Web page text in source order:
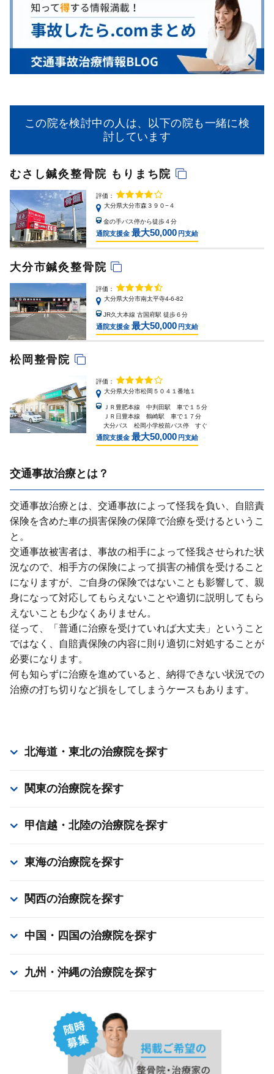
この院を検討中の人は、以下の院も一緒に検
討しています
むさし鍼灸整骨院 もりまち院
評価：
大分県大分市森３９０−４
金の手バス停から徒歩４分
通院支援金 最大50,000 円支給
大分市鍼灸整骨院
評価：
大分県大分市南太平寺4-6-82
JR久大本線 古国府駅 徒歩６分
通院支援金 最大50,000 円支給
松岡整骨院
評価：
大分県大分市松岡５０４１番地１
ＪＲ豊肥本線 中判田駅 車で１５分
ＪＲ日豊本線 鶴崎駅 車で１７分
大分バス 松岡小学校前バス停 すぐ
通院支援金 最大50,000 円支給
交通事故治療とは？
交通事故治療とは、交通事故によって怪我を負い、⾃賠責
保険を含めた⾞の損害保険の保障で治療を受けるというこ
と。
交通事故被害者は、事故の相⼿によって怪我させられた状
況なので、相⼿⽅の保険によって損害の補償を受けること
になりますが、ご⾃⾝の保険ではないことも影響して、親
⾝になって対応してもらえないことや適切に説明してもら
えないことも少なくありません。
従って、「普通に治療を受けていれば⼤丈夫」ということ
ではなく、⾃賠責保険の内容に則り適切に対処することが
必要になります。
何も知らずに治療を進めていると、納得できない状況での
治療の打ち切りなど損をしてしまうケースもあります。
北海道・東北の治療院を探す
関東の治療院を探す
甲信越・北陸の治療院を探す
東海の治療院を探す
関西の治療院を探す
中国・四国の治療院を探す
九州・沖縄の治療院を探す